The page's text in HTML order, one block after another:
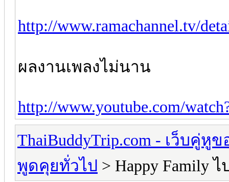
http://www.ramachannel.tv/
ผลงานเพลงไม่นาน
http://www.youtube.com/
ThaiBuddyTrip.com - เว็บคู่หู
พูดคุยทั่วไป > Happy Family